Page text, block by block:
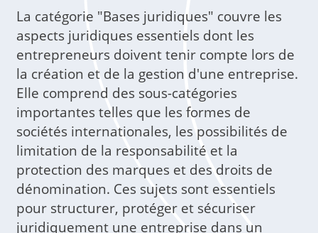
La catégorie "Bases juridiques" couvre les
aspects juridiques essentiels dont les
entrepreneurs doivent tenir compte lors de
la création et de la gestion d'une entreprise.
Elle comprend des sous-catégories
importantes telles que les formes de
sociétés internationales, les possibilités de
limitation de la responsabilité et la
protection des marques et des droits de
dénomination. Ces sujets sont essentiels
pour structurer, protéger et sécuriser
juridiquement une entreprise dans un